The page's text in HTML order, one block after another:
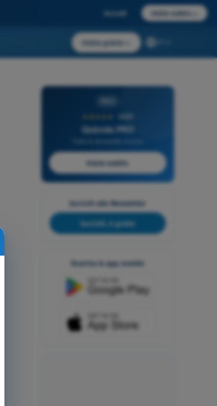
Accedi Inizia subito
Inizia gratis
4,6/5
Quizvds PRO
Inizia subito
Iscriviti alla Newsletter
Iscriviti, è gratis
Scarica le app mobile